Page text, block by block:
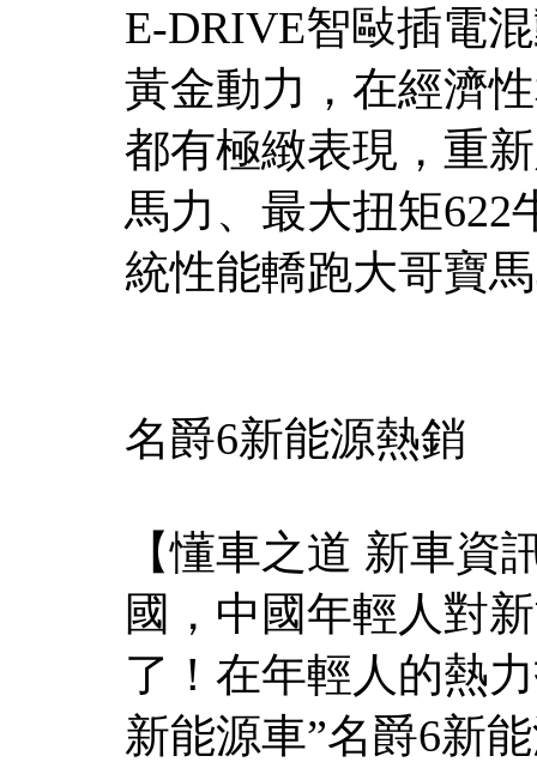
E-DRIVE智敺插電
黃金動力，在經濟
都有極緻表現，重
馬力、最大扭矩622
統性能轎跑大哥寶
名爵6新能源熱銷
【懂車之道 新車資
國，中國年輕人對
了！在年輕人的熱
新能源車”名爵6新